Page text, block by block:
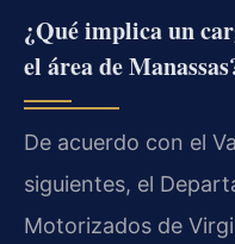
¿Qué implica un
el área de
De acuerdo con el
siguientes, el
Motorizados de